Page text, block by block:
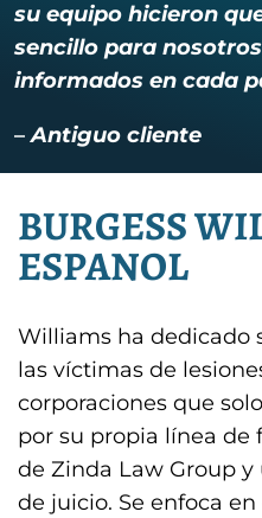
su equipo hicieron
sencillo para
informados en cada
–Antiguo cliente
BURGESS
ESPANOL
Williams ha dedicado
las víctimas de
corporaciones que
por su propia línea de
de Zinda Law Group
de juicio. Se enfoca